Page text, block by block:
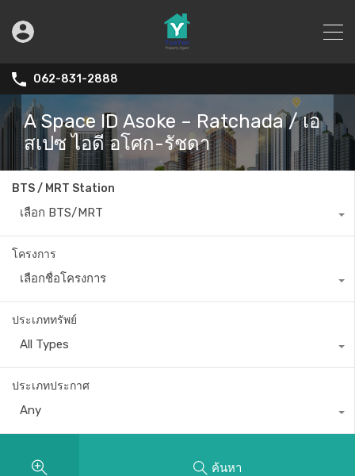
062-831-2888
A Space ID Asoke – Ratchada / เอ
สเปซ ไอดี อโศก-รัชดา
BTS / MRT Station
เลือก BTS/MRT
โครงการ
เลือกชื่อโครงการ
ประเภททรัพย์
All Types
ประเภทประกาศ
Any
ค้นหา